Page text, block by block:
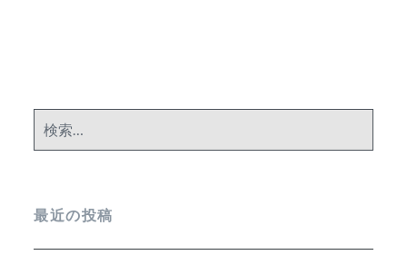
索:
最近の投稿